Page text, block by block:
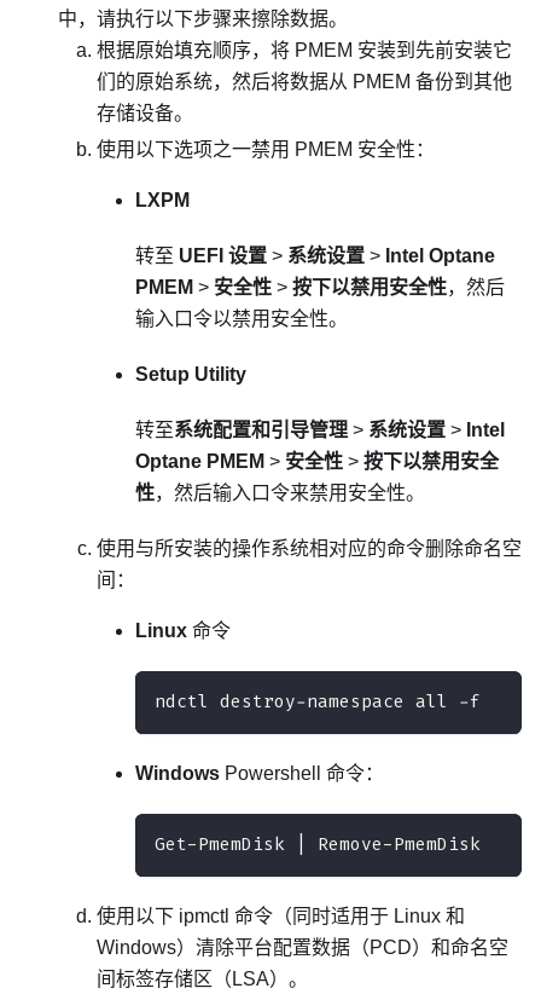
中，请执行以下步骤来擦除数据。
根据原始填充顺序，将 PMEM 安装到先前安装它
们的原始系统，然后将数据从 PMEM 备份到其他
存储设备。
使用以下选项之一禁用 PMEM 安全性：
LXPM
转至 UEFI 设置 > 系统设置 > Intel Optane
PMEM > 安全性 > 按下以禁用安全性，然后
输入口令以禁用安全性。
Setup Utility
转至系统配置和引导管理 > 系统设置 > Intel
Optane PMEM > 安全性 > 按下以禁用安全
性，然后输入口令来禁用安全性。
使用与所安装的操作系统相对应的命令删除命名空
间：
Linux 命令
ndctl destroy-namespace all -f
Windows Powershell 命令：
Get-PmemDisk | Remove-PmemDisk
使用以下 ipmctl 命令（同时适用于 Linux 和
Windows）清除平台配置数据（PCD）和命名空
间标签存储区（LSA）。